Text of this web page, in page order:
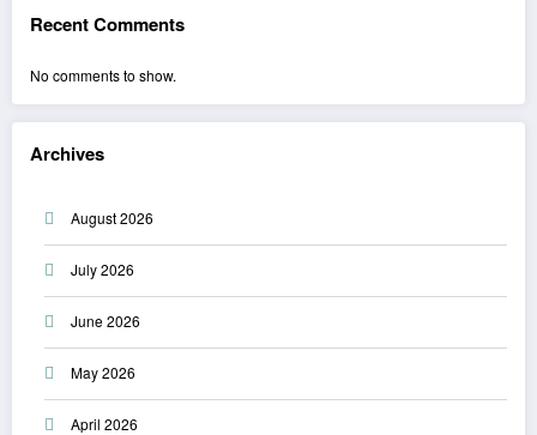
Recent Comments
No comments to show.
Archives
August 2026
July 2026
June 2026
May 2026
April 2026